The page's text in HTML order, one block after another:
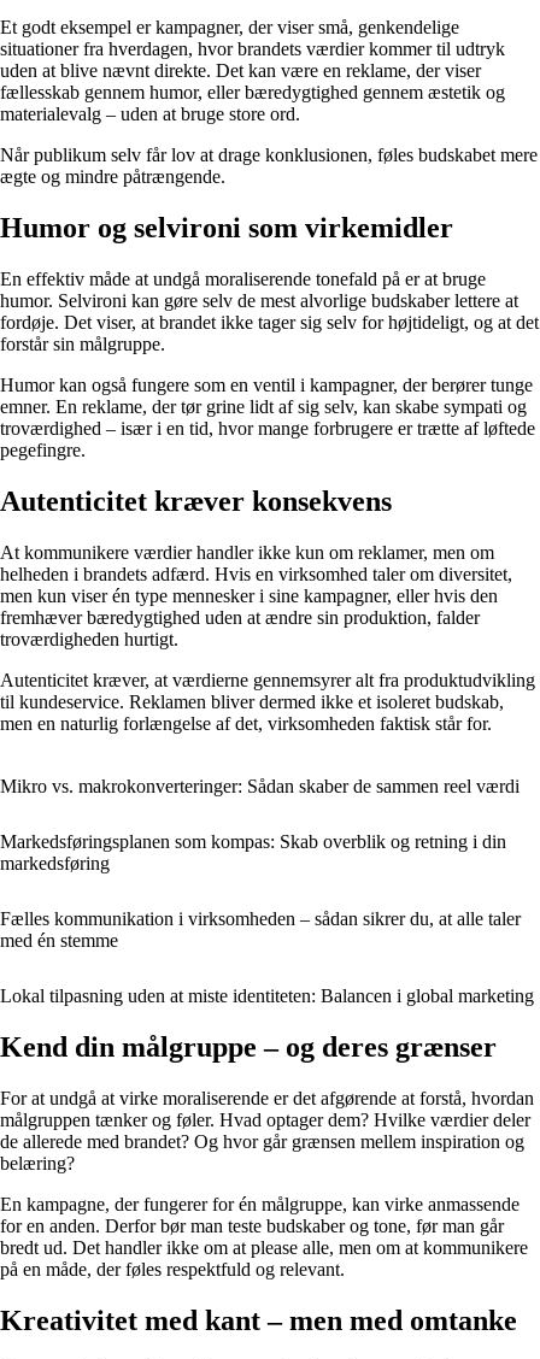
Et godt eksempel er kampagner, der viser små, genkendelige
situationer fra hverdagen, hvor brandets værdier kommer til udtryk
uden at blive nævnt direkte. Det kan være en reklame, der viser
fællesskab gennem humor, eller bæredygtighed gennem æstetik og
materialevalg – uden at bruge store ord.
Når publikum selv får lov at drage konklusionen, føles budskabet mere
ægte og mindre påtrængende.
Humor og selvironi som virkemidler
En effektiv måde at undgå moraliserende tonefald på er at bruge
humor. Selvironi kan gøre selv de mest alvorlige budskaber lettere at
fordøje. Det viser, at brandet ikke tager sig selv for højtideligt, og at det
forstår sin målgruppe.
Humor kan også fungere som en ventil i kampagner, der berører tunge
emner. En reklame, der tør grine lidt af sig selv, kan skabe sympati og
troværdighed – især i en tid, hvor mange forbrugere er trætte af løftede
pegefingre.
Autenticitet kræver konsekvens
At kommunikere værdier handler ikke kun om reklamer, men om
helheden i brandets adfærd. Hvis en virksomhed taler om diversitet,
men kun viser én type mennesker i sine kampagner, eller hvis den
fremhæver bæredygtighed uden at ændre sin produktion, falder
troværdigheden hurtigt.
Autenticitet kræver, at værdierne gennemsyrer alt fra produktudvikling
til kundeservice. Reklamen bliver dermed ikke et isoleret budskab,
men en naturlig forlængelse af det, virksomheden faktisk står for.
Mikro vs. makrokonverteringer: Sådan skaber de sammen reel værdi
Markedsføringsplanen som kompas: Skab overblik og retning i din
markedsføring
Fælles kommunikation i virksomheden – sådan sikrer du, at alle taler
med én stemme
Lokal tilpasning uden at miste identiteten: Balancen i global marketing
Kend din målgruppe – og deres grænser
For at undgå at virke moraliserende er det afgørende at forstå, hvordan
målgruppen tænker og føler. Hvad optager dem? Hvilke værdier deler
de allerede med brandet? Og hvor går grænsen mellem inspiration og
belæring?
En kampagne, der fungerer for én målgruppe, kan virke anmassende
for en anden. Derfor bør man teste budskaber og tone, før man går
bredt ud. Det handler ikke om at please alle, men om at kommunikere
på en måde, der føles respektfuld og relevant.
Kreativitet med kant – men med omtanke